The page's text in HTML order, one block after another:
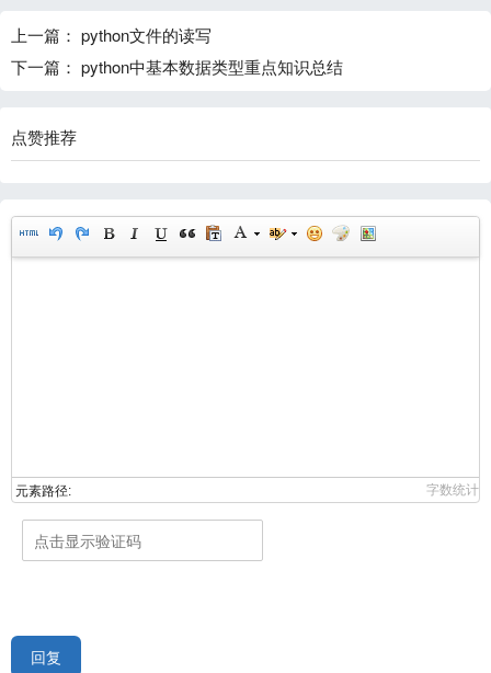
上一篇： python文件的读写
下一篇： python中基本数据类型重点知识总结
点赞推荐
元素路径: 字数统计
回复